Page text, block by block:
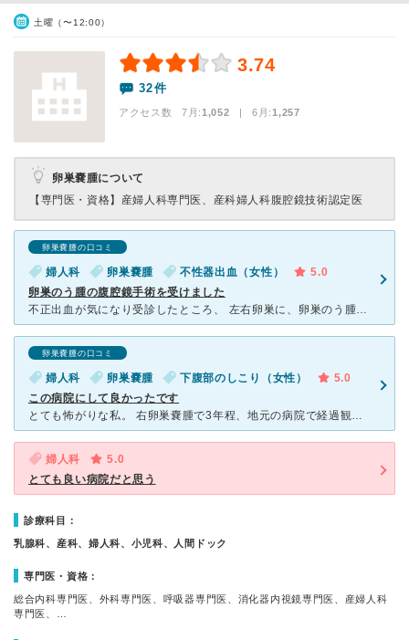
土曜（〜12:00）
3.74
32件
アクセス数 7月:1,052 | 6月:1,257
卵巣嚢腫について
【専門医・資格】 産婦人科専門医、産科婦人科腹腔鏡技術認定医
卵巣嚢腫の口コミ
婦人科 卵巣嚢腫 不性器出血（女性）
5.0
卵巣のう腫の腹腔鏡手術を受けました
不正出血が気になり受診したところ、 左右卵巣に、卵巣のう腫があり、早い段階での摘出手術が必要と診断されました。 手術までは4カ月ほど待たされました。 わたしの性格の問題かもしれませんが、
卵巣嚢腫の口コミ
婦人科 卵巣嚢腫 下腹部のしこり（女性）
5.0
この病院にして良かったです
とても怖がりな私。 右卵巣嚢腫で3年程、地元の病院で経過観察をしていましたが、とうとう5センチを超えてしまい腹腔鏡下手術を受ける事になりました。 事前にネットで調べて評判の良いこの病院に決めま
婦人科
5.0
とても良い病院だと思う
診療科目：
乳腺科、産科、婦人科、小児科、人間ドック
専門医・資格：
総合内科専門医、外科専門医、呼吸器専門医、消化器内視鏡専門医、産婦人科
専門医、…